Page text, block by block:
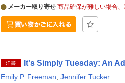
メーカー取り寄せ 商品確保が難しい場合
洋書 It's Simply Tuesday: An
Emily P. Freeman Jennifer Tucker